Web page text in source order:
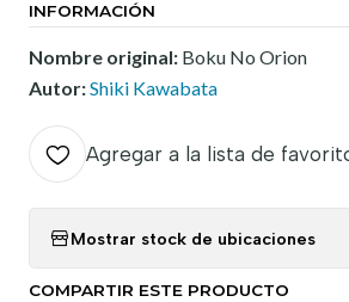
INFORMACIÓN
Nombre original: Boku No Orion
Autor:Shiki Kawabata
Agregar a la lista de
Mostrar stock de ubicaciones
COMPARTIR ESTE PRODUCTO